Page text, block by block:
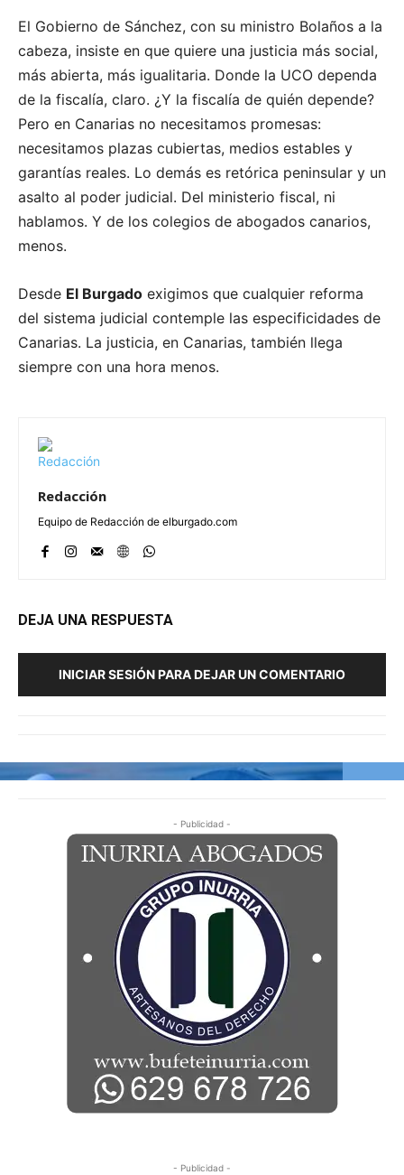
El Gobierno de Sánchez, con su ministro Bolaños a la
cabeza, insiste en que quiere una justicia más social,
más abierta, más igualitaria. Donde la UCO dependa
de la fiscalía, claro. ¿Y la fiscalía de quién depende?
Pero en Canarias no necesitamos promesas:
necesitamos plazas cubiertas, medios estables y
garantías reales. Lo demás es retórica peninsular y un
asalto al poder judicial. Del ministerio fiscal, ni
hablamos. Y de los colegios de abogados canarios,
menos.
Desde El Burgado exigimos que cualquier reforma
del sistema judicial contemple las especificidades de
Canarias. La justicia, en Canarias, también llega
siempre con una hora menos.
Redacción
Equipo de Redacción de elburgado.com
DEJA UNA RESPUESTA
INICIAR SESIÓN PARA DEJAR UN COMENTARIO
- Publicidad -
- Publicidad -